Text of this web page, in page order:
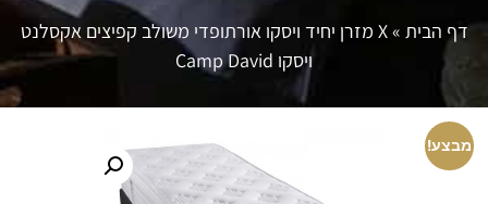
דף הבית » X מזרן יחיד ויסקו אורתופדי משולב קפיצים אקסלנט
ויסקו Camp David
מבצע!